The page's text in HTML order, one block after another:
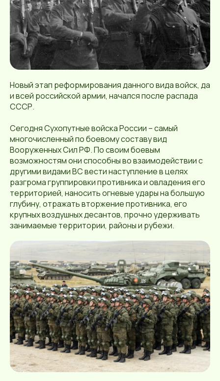
Новый этап реформирования данного вида войск, да
и всей российской армии, начался после распада
СССР.
Сегодня Сухопутные войска России – самый
многочисленный по боевому составу вид
Вооруженных Сил РФ. По своим боевым
возможностям они способны во взаимодействии с
другими видами ВС вести наступление в целях
разгрома группировки противника и овладения его
территорией, наносить огневые удары на большую
глубину, отражать вторжение противника, его
крупных воздушных десантов, прочно удерживать
занимаемые территории, районы и рубежи.